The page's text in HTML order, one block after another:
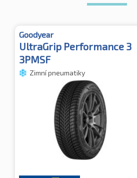
Goodyear
UltraGrip Performance 3
3PMSF
Zimní pneumatiky